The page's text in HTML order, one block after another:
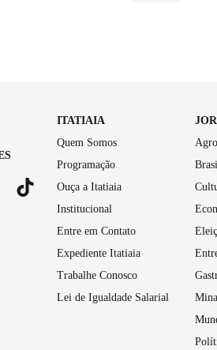
ITATIAIA
Quem Somos
Programação
Ouça a Itatiaia
Institucional
Entre em Contato
Expediente Itatiaia
Trabalhe Conosco
Lei de Igualdade Salarial
Agro